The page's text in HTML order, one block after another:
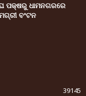
ପକ୍ଷରୁ ଧାମନଗରରେ
ବଂଟନ
39145